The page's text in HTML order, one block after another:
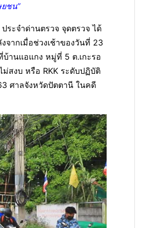
ชน”
ระจำด่านตรวจ จุดตรวจ ได้
ากเมื่อช่วงเช้าของวันที่ 23
านแอแกง หมู่ที่ 5 ต.เกะรอ
สงบ หรือ RKK ระดับปฏิบัติ
ศาลจังหวัดปัตตานี ในคดี